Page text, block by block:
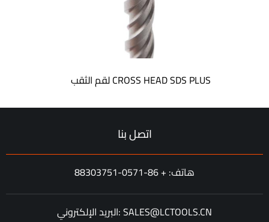
لقم الثقب CROSS HEAD SDS PLUS
اتصل بنا
هاتف: + 86-0571-88303751
البريد الإلكتروني: SALES@LCTOOLS.CN